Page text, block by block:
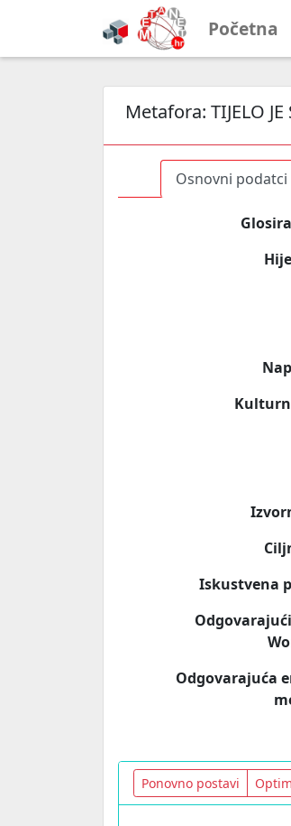
Početna
Metafora: TIJELO
Osnovni podatci
Iskustvena
Odgovarajuća
Ponovno postavi